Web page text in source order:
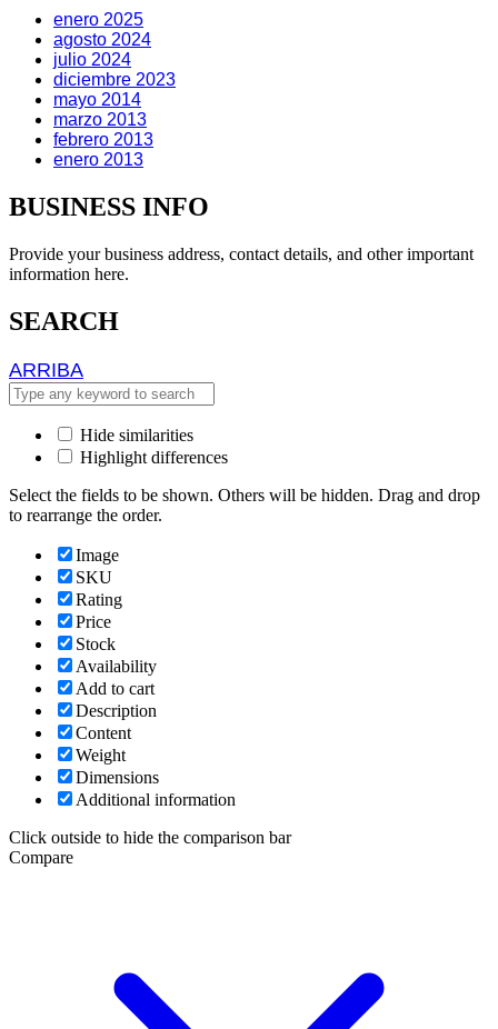
enero 2025
agosto 2024
julio 2024
diciembre 2023
mayo 2014
marzo 2013
febrero 2013
enero 2013
BUSINESS INFO
Provide your business address, contact details, and other important
information here.
SEARCH
ARRIBA
Hide similarities
Highlight differences
Select the fields to be shown. Others will be hidden. Drag and drop
to rearrange the order.
Image
SKU
Rating
Price
Stock
Availability
Add to cart
Description
Content
Weight
Dimensions
Additional information
Click outside to hide the comparison bar
Compare